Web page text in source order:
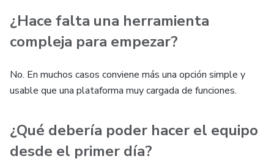
¿Hace falta una herramienta
compleja para empezar?
No. En muchos casos conviene más una opción simple y
usable que una plataforma muy cargada de funciones.
¿Qué debería poder hacer el equipo
desde el primer día?